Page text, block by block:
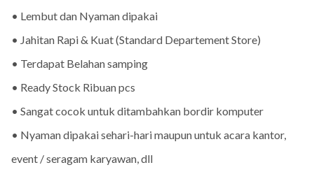
• Lembut dan Nyaman dipakai
• Jahitan Rapi & Kuat (Standard Departement Store)
• Terdapat Belahan samping
• Ready Stock Ribuan pcs
• Sangat cocok untuk ditambahkan bordir komputer
• Nyaman dipakai sehari-hari maupun untuk acara kantor,
event / seragam karyawan, dll